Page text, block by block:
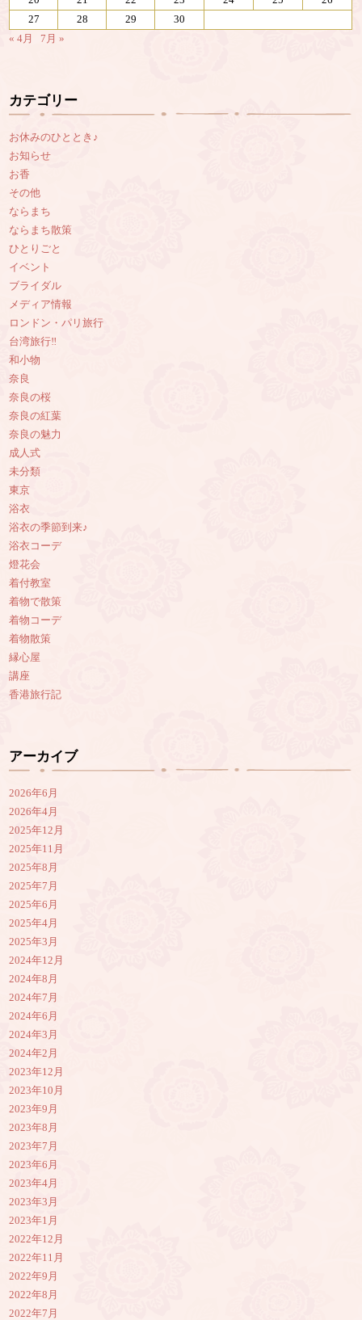
27
28 29
30
« 4月
7月 »
カテゴリー
お休みのひととき♪
お知らせ
お香
その他
ならまち
ならまち散策
ひとりごと
イベント
ブライダル
メディア情報
ロンドン・パリ旅行
台湾旅行‼︎
和小物
奈良
奈良の桜
奈良の紅葉
奈良の魅力
成人式
未分類
東京
浴衣
浴衣の季節到来♪
浴衣コーデ
燈花会
着付教室
着物で散策
着物コーデ
着物散策
縁心屋
講座
香港旅行記
アーカイブ
2026年6月
2026年4月
2025年12月
2025年11月
2025年8月
2025年7月
2025年6月
2025年4月
2025年3月
2024年12月
2024年8月
2024年7月
2024年6月
2024年3月
2024年2月
2023年12月
2023年10月
2023年9月
2023年8月
2023年7月
2023年6月
2023年4月
2023年3月
2023年1月
2022年12月
2022年11月
2022年9月
2022年8月
2022年7月